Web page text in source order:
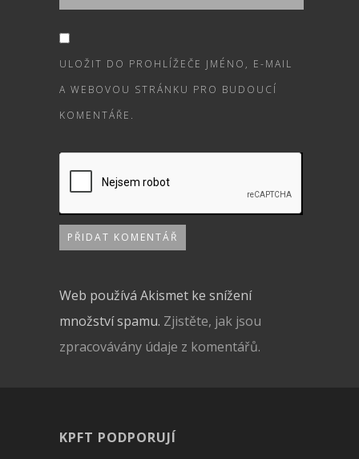
ULOŽIT DO PROHLÍŽEČE JMÉNO, E-MAIL
A WEBOVOU STRÁNKU PRO BUDOUCÍ
KOMENTÁŘE.
Web používá Akismet ke snížení
množství spamu. Zjistěte, jak jsou
zpracovávány údaje z komentářů.
KPFT PODPORUJÍ